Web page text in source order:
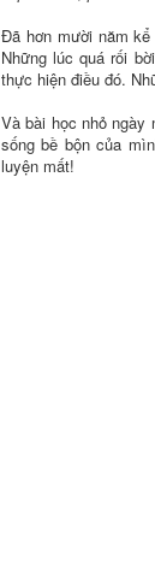
Đã hơn mười năm
Những lúc quá rối
thực hiện điều đó.
Và bài học nhỏ
sống bề bộn của
luyện mất!